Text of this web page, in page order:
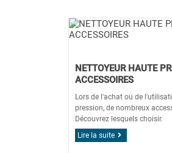
NETTOYEUR HAUTE
ACCESSOIRES
Lors de l'achat ou de
pression, de nombreux
Découvrez lesquels choisir.
Lire la suite